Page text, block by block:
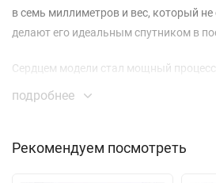
в семь миллиметров и вес, который
делают его идеальным спутником в
Сердцем модели стал мощный
обеспечивающий мгновенный отклик
документов, проектов, фильмов и
подробнее
Рекомендуем посмотреть